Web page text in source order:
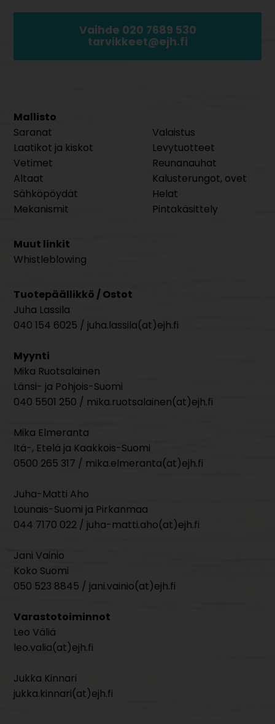
Vaihde 020 7689 530
tarvikkeet@ejh.fi
Mallisto
Saranat
Laatikot ja kiskot
Vetimet
Altaat
Sähköpöydät
Mekanismit
Valaistus
Levytuotteet
Reunanauhat
Kalusterungot, ovet
Helat
Pintakäsittely
Muut linkit
Whistleblowing
Tuotepäällikkö / Ostot
Juha Lassila
040 154 6025 / juha.lassila(at)ejh.fi
Myynti
Mika Ruotsalainen
Länsi- ja Pohjois-Suomi
040 5501 250 / mika.ruotsalainen(at)ejh.fi
Mika Elmeranta
Itä-, Etelä ja Kaakkois-Suomi
0500 265 317 / mika.elmeranta(at)ejh.fi
Juha-Matti Aho
Lounais-Suomi ja Pirkanmaa
044 7170 022 / juha-matti.aho(at)ejh.fi
Jani Vainio
Koko Suomi
050 523 8845 / jani.vainio(at)ejh.fi
Varastotoiminnot
Leo Väliä
leo.valia(at)ejh.fi
Jukka Kinnari
jukka.kinnari(at)ejh.fi